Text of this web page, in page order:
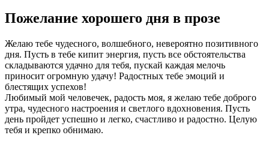
Пожелание хорошего дня в прозе
Желаю тебе чудесного, волшебного, невероятно позитивного
дня. Пусть в тебе кипит энергия, пусть все обстоятельства
складываются удачно для тебя, пускай каждая мелочь
приносит огромную удачу! Радостных тебе эмоций и
блестящих успехов!
Любимый мой человечек, радость моя, я желаю тебе доброго
утра, чудесного настроения и светлого вдохновения. Пусть
день пройдет успешно и легко, счастливо и радостно. Целую
тебя и крепко обнимаю.